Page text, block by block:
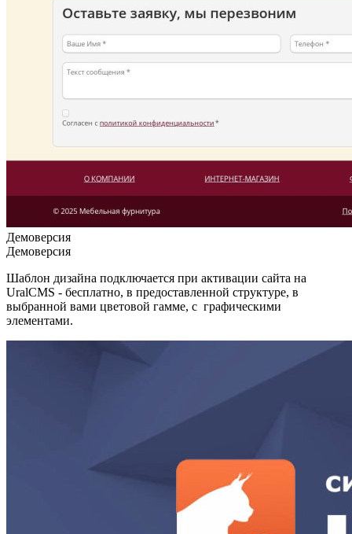
Демоверсия
Демоверсия
Шаблон дизайна подключается при активации сайта на
UralCMS - бесплатно, в предоставленной структуре, в
выбранной вами цветовой гамме, с графическими
элементами.